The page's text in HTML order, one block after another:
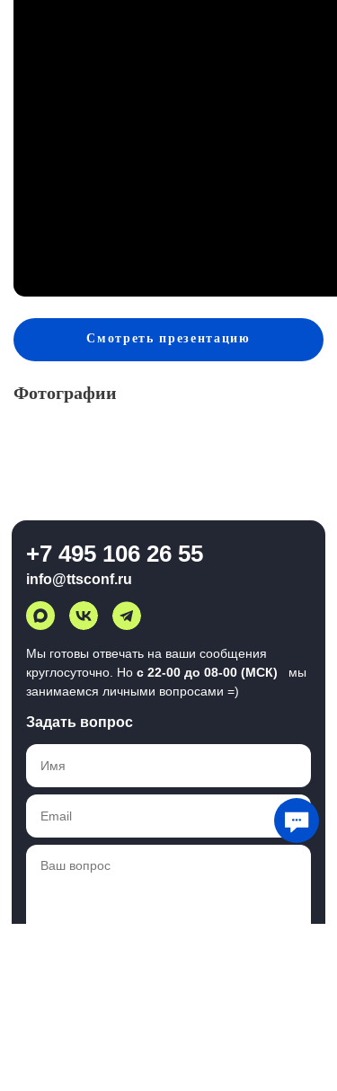
Смотретьпрезентацию
Фотографии
+7 495 106 26 55
info@ttsconf.ru
Мы готовы отвечать на ваши сообщения
круглосуточно. Но с 22-00 до 08-00 (МСК)
мы
занимаемся личными вопросами =)
Задать вопрос